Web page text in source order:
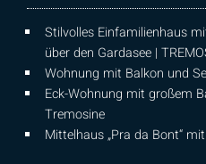
Stilvolles Einfamilienhaus
über den Gardasee |
Wohnung mit Balkon und
Eck-Wohnung mit großem
Tremosine
Mittelhaus „Pra da Bont“